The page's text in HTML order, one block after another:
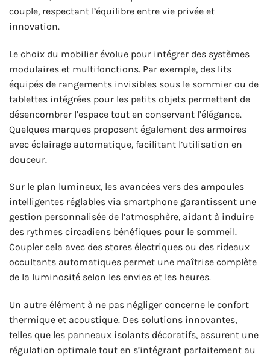
couple, respectant l’équilibre entre vie privée et
innovation.
Le choix du mobilier évolue pour intégrer des systèmes
modulaires et multifonctions. Par exemple, des lits
équipés de rangements invisibles sous le sommier ou de
tablettes intégrées pour les petits objets permettent de
désencombrer l’espace tout en conservant l’élégance.
Quelques marques proposent également des armoires
avec éclairage automatique, facilitant l’utilisation en
douceur.
Sur le plan lumineux, les avancées vers des ampoules
intelligentes réglables via smartphone garantissent une
gestion personnalisée de l’atmosphère, aidant à induire
des rythmes circadiens bénéfiques pour le sommeil.
Coupler cela avec des stores électriques ou des rideaux
occultants automatiques permet une maîtrise complète
de la luminosité selon les envies et les heures.
Un autre élément à ne pas négliger concerne le confort
thermique et acoustique. Des solutions innovantes,
telles que les panneaux isolants décoratifs, assurent une
régulation optimale tout en s’intégrant parfaitement au